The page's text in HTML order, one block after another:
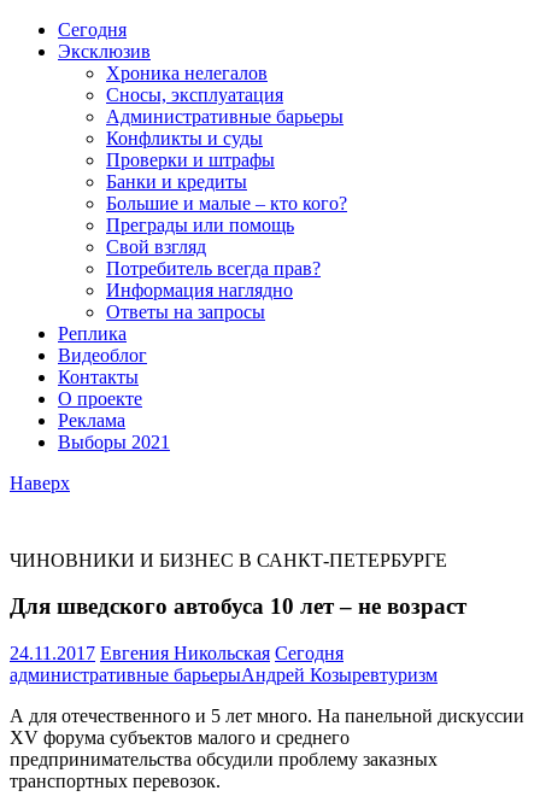
Сегодня
Эксклюзив
Хроника нелегалов
Сносы, эксплуатация
Административные барьеры
Конфликты и суды
Проверки и штрафы
Банки и кредиты
Большие и малые – кто кого?
Преграды или помощь
Свой взгляд
Потребитель всегда прав?
Информация наглядно
Ответы на запросы
Реплика
Видеоблог
Контакты
О проекте
Реклама
Выборы 2021
Наверх
ЧИНОВНИКИ И БИЗНЕС В САНКТ-ПЕТЕРБУРГЕ
Для шведского автобуса 10 лет – не возраст
24.11.2017 Евгения Никольская Сегодня
административные барьерыАндрей Козыревтуризм
А для отечественного и 5 лет много. На панельной дискуссии
XV форума субъектов малого и среднего
предпринимательства обсудили проблему заказных
транспортных перевозок.